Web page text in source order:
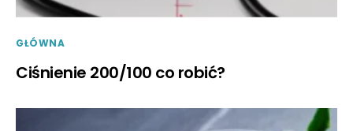
GŁÓWNA
Ciśnienie 200/100 co robić?